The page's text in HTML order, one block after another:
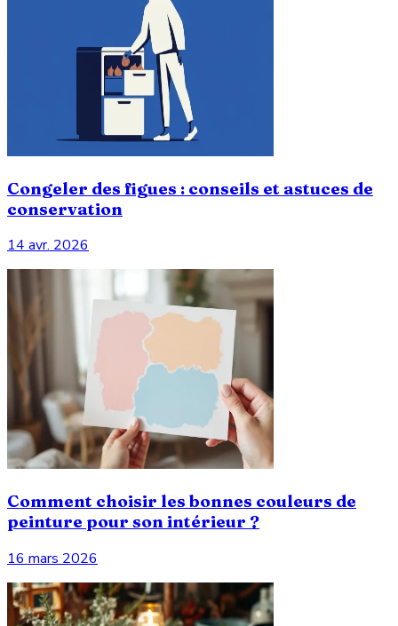
Congeler des figues : conseils et astuces de
conservation
14 avr. 2026
Comment choisir les bonnes couleurs de
peinture pour son intérieur ?
16 mars 2026